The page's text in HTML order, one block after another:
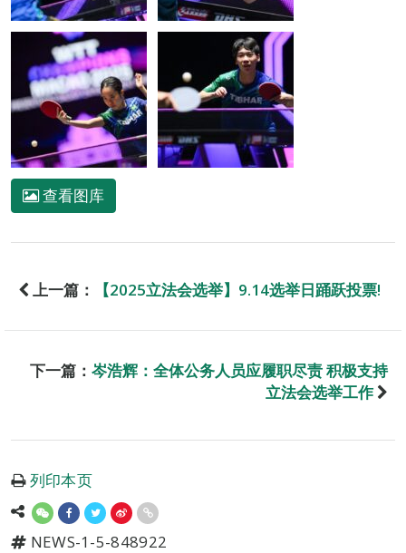
查看图库
上一篇： 【2025立法会选举】9.14选举日踊跃投票!
下一篇： 岑浩辉：全体公务人员应履职尽责 积极支持
立法会选举工作
列印本页
NEWS-1-5-848922